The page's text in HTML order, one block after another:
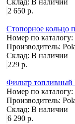
2 650 р.
Стопорное кольцо
Номер по каталогу:
Производитель:
Склад: В наличии
229 р.
Фильтр топливный
Номер по каталогу:
Производитель:
Склад: В наличии
6 290 р.